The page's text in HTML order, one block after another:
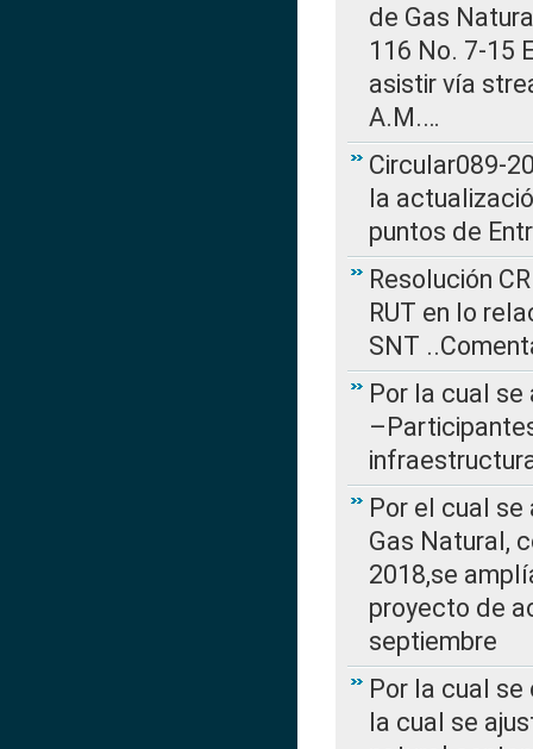
de Gas
116 No. 7-15
asistir vía
A.M.…
Circular089-
la
puntos de
Resolución
RUT en lo
SNT
Por la cual se
Por el cual
Gas Natural,
2018,se
proyecto de
septiembre
Por la cual se
la cual se